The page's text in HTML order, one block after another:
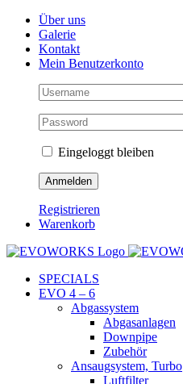
Skip
content
Facebook
Instagram
YouTubeÜber uns
Galerie
Kontakt
Mein Benutzerkonto
Eingeloggt bleiben
Registrieren
Warenkorb
SPECIALS
EVO 4 – 6
Abgassystem
Abgasanlagen
Downpipe
Zubehör
Ansaugsystem, Turbo
Luftfilter